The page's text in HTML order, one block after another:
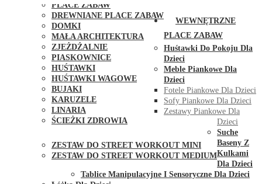
PLACE ZABAW
DREWNIANE PLACE ZABAW
DOMKI
MAŁA ARCHITEKTURA
ZJEŻDŻALNIE
PIASKOWNICE
HUŚTAWKI
HUŚTAWKI WAGOWE
BUJAKI
KARUZELE
LINARIA
ŚCIEŻKI ZDROWIA
ZESTAW DO STREET WORKOUT MINI
ZESTAW DO STREET WORKOUT MEDIUM
WEWNĘTRZNE
PLACE ZABAW
Huśtawki Do Pokoju Dla
Dzieci
Meble Piankowe Dla
Dzieci
Fotele Piankowe Dla Dzieci
Sofy Piankowe Dla Dzieci
Zestawy Piankowe Dla
Dzieci
Suche
Baseny Z
Kulkami
Dla Dzieci
Tablice Manipulacyjne I Sensoryczne Dla Dzieci